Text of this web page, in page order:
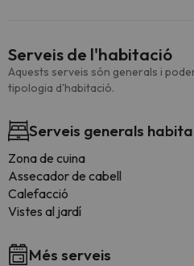
Serveis de l'habitació
Aquests serveis són generals i
tipologia d'habitació.
Serveis generals
Zona de cuina
Assecador de cabell
Calefacció
Vistes al jardí
Més serveis